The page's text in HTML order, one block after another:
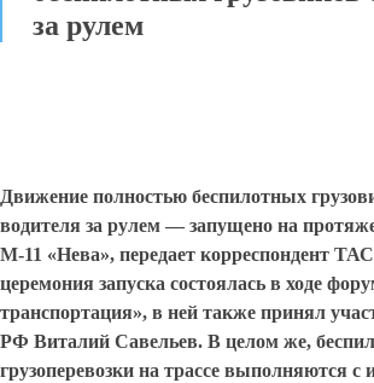
за рулем
Движение полностью беспилотных
водителя за рулем — запущено на
М-11 «Нева», передает корреспондент
церемония запуска состоялась в ходе
транспортация», в ней также принял
РФ Виталий Савельев. В целом же,
грузоперевозки на трассе выполняются